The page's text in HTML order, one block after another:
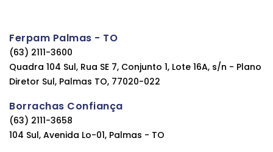
Ferpam Palmas - TO
(63) 2111-3600
Quadra 104 Sul, Rua SE 7, Conjunto 1, Lote 16A, s/n - Plano
Diretor Sul, Palmas TO, 77020-022
Borrachas Confiança
(63) 2111-3658
104 Sul, Avenida Lo-01, Palmas - TO